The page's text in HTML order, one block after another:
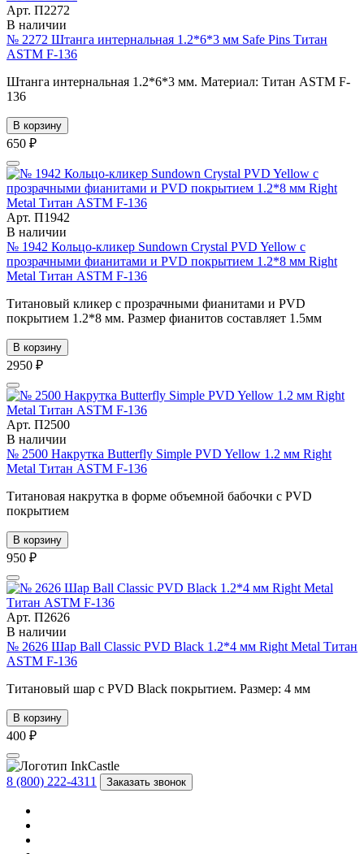
Арт. П2272
В наличии
№ 2272 Штанга интернальная 1.2*6*3 мм Safe Pins Титан
ASTM F-136
Штанга интернальная 1.2*6*3 мм. Материал: Титан ASTM F-
136
В корзину
650 ₽
Арт. П1942
В наличии
№ 1942 Кольцо-кликер Sundown Crystal PVD Yellow с
прозрачными фианитами и PVD покрытием 1.2*8 мм Right
Metal Титан ASTM F-136
Титановый кликер с прозрачными фианитами и PVD
покрытием 1.2*8 мм. Размер фианитов составляет 1.5мм
В корзину
2950 ₽
Арт. П2500
В наличии
№ 2500 Накрутка Butterfly Simple PVD Yellow 1.2 мм Right
Metal Титан ASTM F-136
Титановая накрутка в форме объемной бабочки с PVD
покрытием
В корзину
950 ₽
Арт. П2626
В наличии
№ 2626 Шар Ball Classic PVD Black 1.2*4 мм Right Metal Титан
ASTM F-136
Титановый шар с PVD Black покрытием. Размер: 4 мм
В корзину
400 ₽
8 (800) 222-4311 Заказать звонок